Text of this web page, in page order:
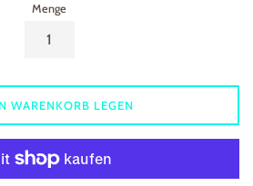
Menge
WARENKORB LEGEN